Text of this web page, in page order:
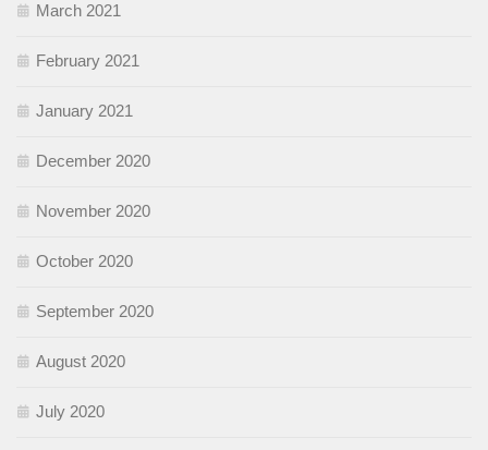
March 2021
February 2021
January 2021
December 2020
November 2020
October 2020
September 2020
August 2020
July 2020